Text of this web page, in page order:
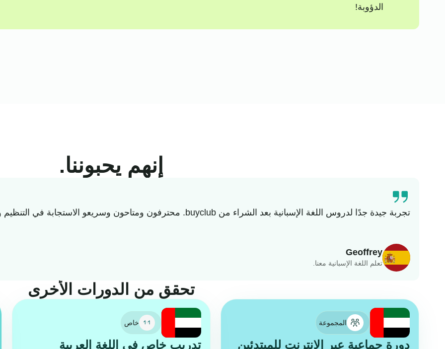
الدؤوبة!
إنهم يحبوننا.
Geoffrey
تعلم اللغة الإسبانية معنا.
تجربة جيدة جدًا لدروس اللغة الإسبانية بعد الشراء من buyclub. محترفون ومتاحون وسريعو الاستجابة في التنظيم ومدرسون ذوو خبرة تعليمية كبيرة.
تحقق من الدورات الأخرى
المجموعة
دورة جماعية عبر الإنترنت للمبتدئين
خاص
تدريب خاص في اللغة العربية